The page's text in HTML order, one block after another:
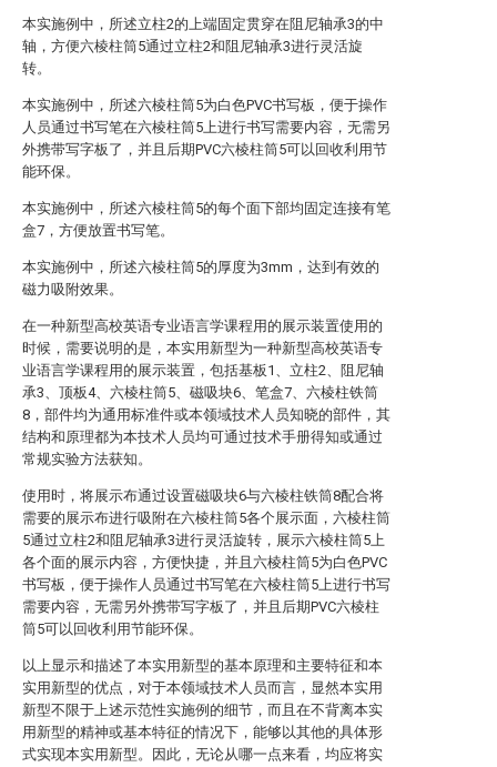
本实施例中，所述立柱2的上端固定贯穿在阻尼轴承3的中
轴，方便六棱柱筒5通过立柱2和阻尼轴承3进行灵活旋
转。
本实施例中，所述六棱柱筒5为白色PVC书写板，便于操作
人员通过书写笔在六棱柱筒5上进行书写需要内容，无需另
外携带写字板了，并且后期PVC六棱柱筒5可以回收利用节
能环保。
本实施例中，所述六棱柱筒5的每个面下部均固定连接有笔
盒7，方便放置书写笔。
本实施例中，所述六棱柱筒5的厚度为3mm，达到有效的
磁力吸附效果。
在一种新型高校英语专业语言学课程用的展示装置使用的
时候，需要说明的是，本实用新型为一种新型高校英语专
业语言学课程用的展示装置，包括基板1、立柱2、阻尼轴
承3、顶板4、六棱柱筒5、磁吸块6、笔盒7、六棱柱铁筒
8，部件均为通用标准件或本领域技术人员知晓的部件，其
结构和原理都为本技术人员均可通过技术手册得知或通过
常规实验方法获知。
使用时，将展示布通过设置磁吸块6与六棱柱铁筒8配合将
需要的展示布进行吸附在六棱柱筒5各个展示面，六棱柱筒
5通过立柱2和阻尼轴承3进行灵活旋转，展示六棱柱筒5上
各个面的展示内容，方便快捷，并且六棱柱筒5为白色PVC
书写板，便于操作人员通过书写笔在六棱柱筒5上进行书写
需要内容，无需另外携带写字板了，并且后期PVC六棱柱
筒5可以回收利用节能环保。
以上显示和描述了本实用新型的基本原理和主要特征和本
实用新型的优点，对于本领域技术人员而言，显然本实用
新型不限于上述示范性实施例的细节，而且在不背离本实
用新型的精神或基本特征的情况下，能够以其他的具体形
式实现本实用新型。因此，无论从哪一点来看，均应将实